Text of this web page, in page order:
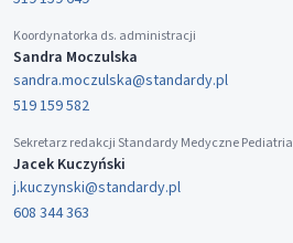
Koordynatorka ds. administracji
Sandra Moczulska
sandra.moczulska@standardy.pl
519 159 582
Sekretarz redakcji Standardy Medyczne Pediatria
Jacek Kuczyński
j.kuczynski@standardy.pl
608 344 363